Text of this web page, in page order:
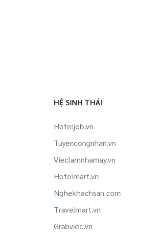
HỆ SINH THÁI
Hoteljob.vn
Tuyencongnhan.vn
Vieclamnhamay.vn
Hotelmart.vn
Nghekhachsan.com
Travelmart.vn
Grabviec.vn